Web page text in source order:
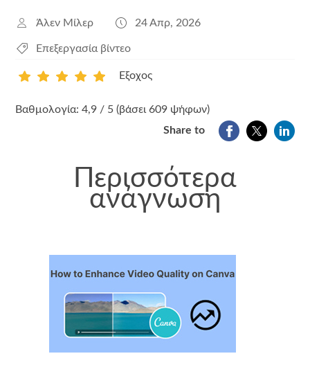
Άλεν Μίλερ 24 Απρ, 2026
Επεξεργασία βίντεο
Εξοχος
Βαθμολογία: 4,9 / 5 (βάσει 609 ψήφων)
Share to
Περισσότερα
ανάγνωση